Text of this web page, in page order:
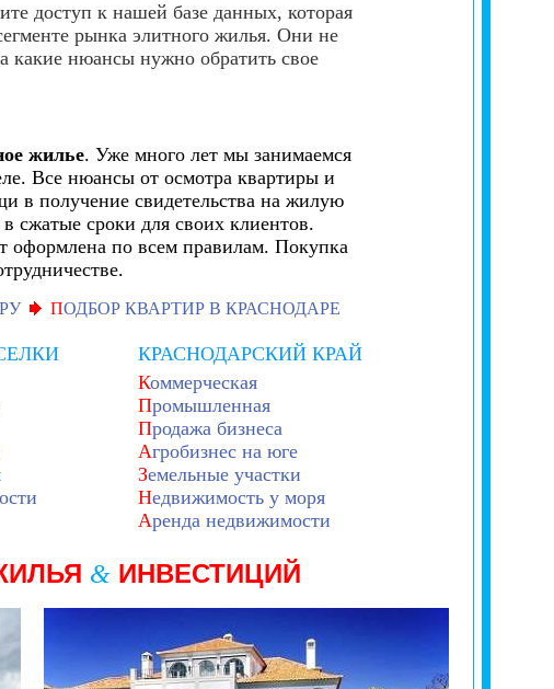
доступ к нашей базе данных, которая
рынка элитного жилья. Они не
какие нюансы нужно обратить свое
жилье. Уже много лет мы занимаемся
Все нюансы от осмотра квартиры и
в получение свидетельства на жилую
сжатые сроки для своих клиентов.
оформлена по всем правилам. Покупка
ПОДБОР КВАРТИР В КРАСНОДАРЕ
КРАСНОДАРСКИЙ КРАЙ
Коммерческая
Промышленная
Продажа бизнеса
Агробизнес на юге
Земельные участки
Недвижимость у моря
Аренда недвижимости
& ИНВЕСТИЦИЙ